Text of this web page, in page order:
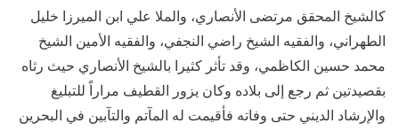
كالشيخ المحقق مرتضى الأنصاري، والملا علي ابن الميرزا خليل
الطهراني، والفقيه الشيخ راضي النجفي، والفقيه الأمين الشيخ
محمد حسين الكاظمي، وقد تأثر كثيرا بالشيخ الأنصاري حيث رثاه
بقصيدتين ثم رجع إلى بلاده وكان يزور القطيف مراراً للتبليغ
والإرشاد الديني حتى وفاته فأقيمت له المآتم والتآبين في البحرين